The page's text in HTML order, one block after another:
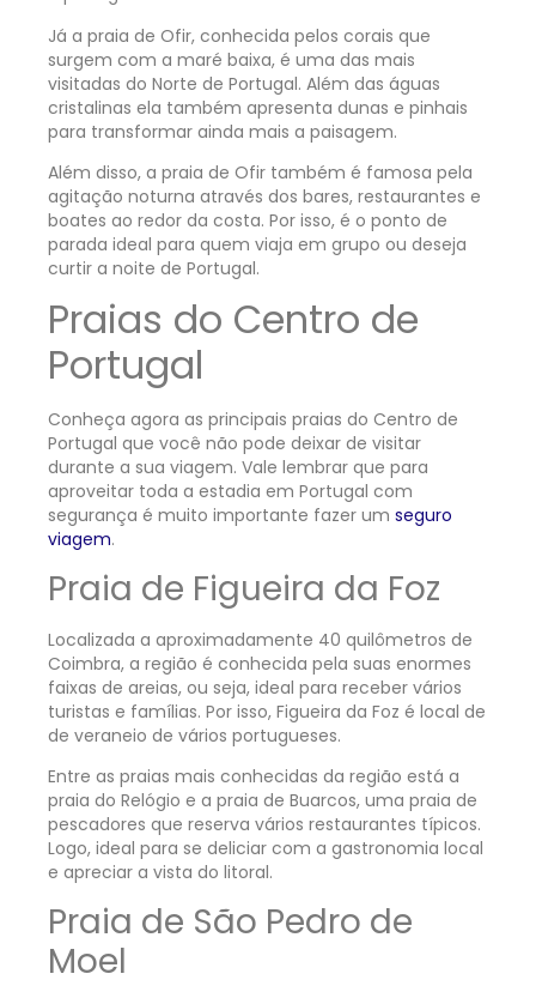
Já a praia de Ofir, conhecida pelos corais que
surgem com a maré baixa, é uma das mais
visitadas do Norte de Portugal. Além das águas
cristalinas ela também apresenta dunas e pinhais
para transformar ainda mais a paisagem.
Além disso, a praia de Ofir também é famosa pela
agitação noturna através dos bares, restaurantes e
boates ao redor da costa. Por isso, é o ponto de
parada ideal para quem viaja em grupo ou deseja
curtir a noite de Portugal.
Praias do Centro de
Portugal
Conheça agora as principais praias do Centro de
Portugal que você não pode deixar de visitar
durante a sua viagem. Vale lembrar que para
aproveitar toda a estadia em Portugal com
segurança é muito importante fazer um seguro
viagem.
Praia de Figueira da Foz
Localizada a aproximadamente 40 quilômetros de
Coimbra, a região é conhecida pela suas enormes
faixas de areias, ou seja, ideal para receber vários
turistas e famílias. Por isso, Figueira da Foz é local de
de veraneio de vários portugueses.
Entre as praias mais conhecidas da região está a
praia do Relógio e a praia de Buarcos, uma praia de
pescadores que reserva vários restaurantes típicos.
Logo, ideal para se deliciar com a gastronomia local
e apreciar a vista do litoral.
Praia de São Pedro de
Moel